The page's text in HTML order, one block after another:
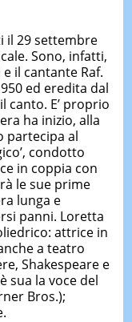
il 29 settembre
Sono, infatti,
il cantante Raf.
ed eredita dal
canto. E’ proprio
ha inizio, alla
partecipa al
condotto
in coppia con
le sue prime
lunga e
panni. Loretta
attrice in
a teatro
Shakespeare e
sua la voce del
Bros.);